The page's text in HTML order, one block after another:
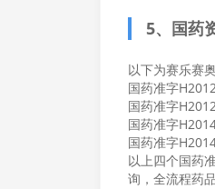
5、国药
以下为赛乐赛
国药准字
国药准字
国药准字
国药准字
以上四个国药
询，全流程药